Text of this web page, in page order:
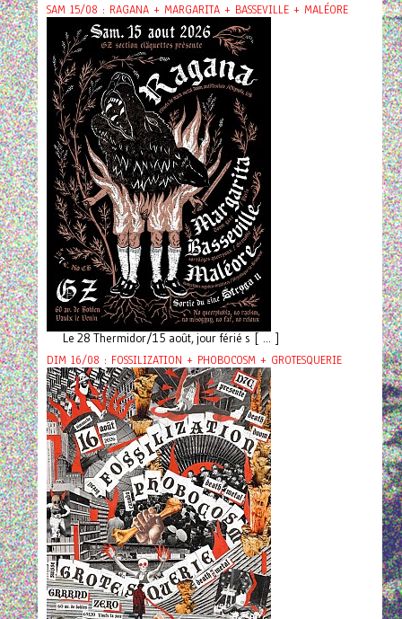
SAM 15/08 : RAGANA + MARGARITA + BASSEVILLE + MALÉORE
Le 28 Thermidor/15 août, jour férié s [ ... ]
DIM 16/08 : FOSSILIZATION + PHOBOCOSM + GROTESQUERIE